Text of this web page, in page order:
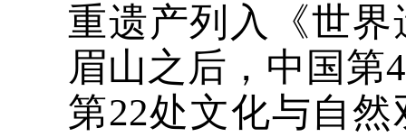
重遗产列入《世
眉山之后，中国第
第22处文化与自